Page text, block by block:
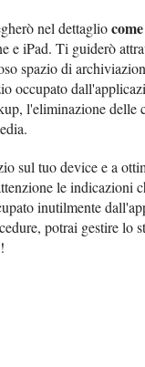
nel dettaglio
e iPad. Ti guiderò
spazio di
occupato
l'eliminazione delle
sul tuo device e a
le indicazioni
inutilmente
potrai gestire